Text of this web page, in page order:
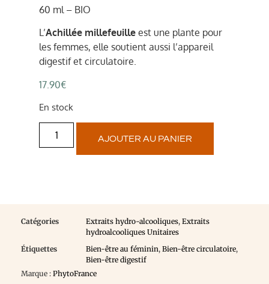
60 ml – BIO
L’Achillée millefeuille est une plante pour
les femmes, elle soutient aussi l’appareil
digestif et circulatoire.
17.90€
En stock
AJOUTER AU PANIER
Catégories Extraits hydro-alcooliques, Extraits
hydroalcooliques Unitaires
Étiquettes
Bien-être au féminin, Bien-être circulatoire,
Bien-être digestif
Marque : PhytoFrance